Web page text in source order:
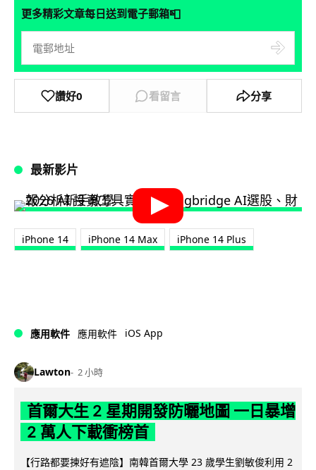
更多精彩文章每日送到電子郵箱📮
讚好0 看留言 分享
最新影片
iPhone 14 iPhone 14 Max iPhone 14 Plus
應用軟件 應用軟件 iOS App
Lawton 2 小時
首爾大生 2 星期開發防曬地圖 一日暴增
2 萬人下載衝榜首
【行路都要揀好有遮陰】南韓首爾大學 23 歲學生劉敏俊利用 2